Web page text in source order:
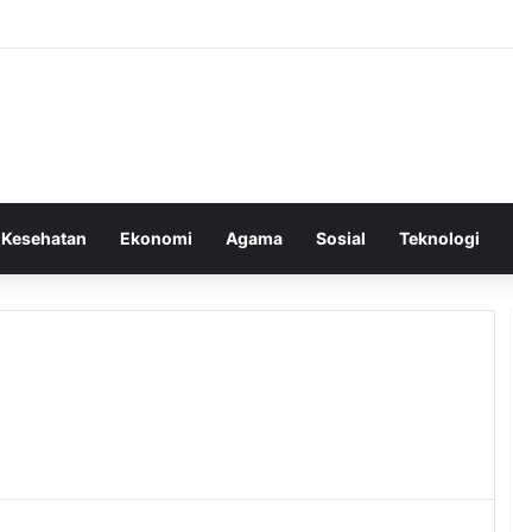
Kesehatan Ekonomi Agama Sosial Teknologi